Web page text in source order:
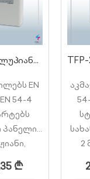
TFP-2211 1 ლუპიანი სამისამართო სახანძრო პანელი 240 მისამართზე
EN
54-4
1
₾
2